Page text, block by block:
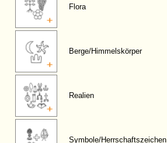
Flora
Berge/Himmelskörper
Realien
Symbole/Herrschaftszeichen